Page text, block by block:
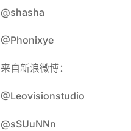
@shasha
@Phonixye
来自新浪微博：
@Leovisionstudio
@sSUuNNn